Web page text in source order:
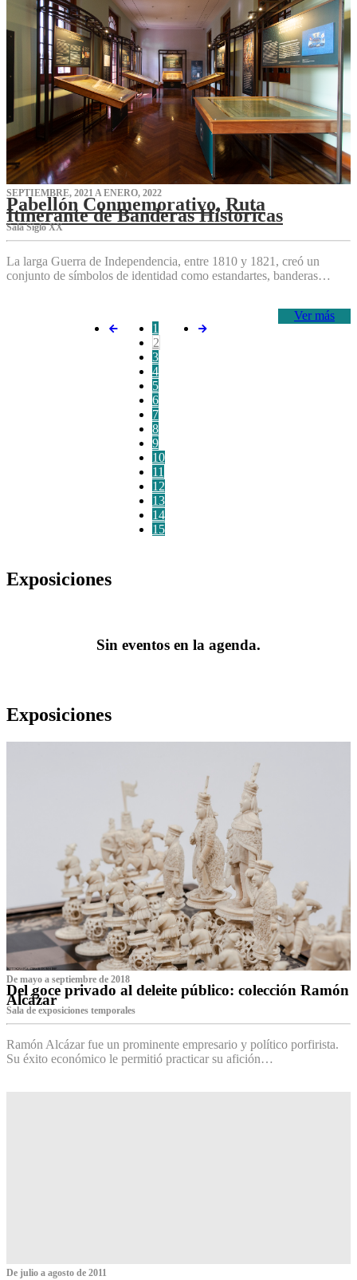
SEPTIEMBRE, 2021 A ENERO, 2022
Pabellón Conmemorativo, Ruta
Itinerante de Banderas Históricas
Sala Siglo XX
La larga Guerra de Independencia, entre 1810 y 1821, creó un
conjunto de símbolos de identidad como estandartes, banderas…
Ver más
1
2
3
4
5
6
7
8
9
10
11
12
13
14
15
Exposiciones
Sin eventos en la agenda.
Exposiciones
De mayo a septiembre de 2018
Del goce privado al deleite público: colección Ramón
Alcázar
Sala de exposiciones temporales
Ramón Alcázar fue un prominente empresario y político porfirista.
Su éxito económico le permitió practicar su afición…
De julio a agosto de 2011